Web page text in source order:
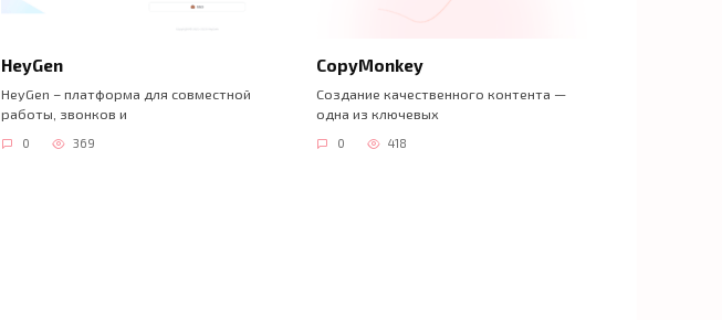
HeyGen
HeyGen – платформа для совместной
работы, звонков и
0 369
CopyMonkey
Создание качественного контента —
одна из ключевых
0 418